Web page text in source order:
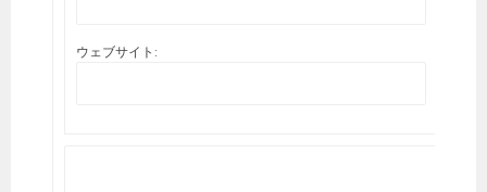
ウェブサイト: